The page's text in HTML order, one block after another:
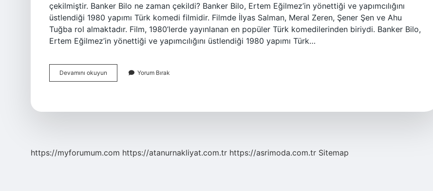
çekilmiştir. Banker Bilo ne zaman çekildi? Banker Bilo, Ertem Eğilmez’in yönettiği ve yapımcılığını
üstlendiği 1980 yapımı Türk komedi filmidir. Filmde İlyas Salman, Meral Zeren, Şener Şen ve Ahu
Tuğba rol almaktadır. Film, 1980’lerde yayınlanan en popüler Türk komedilerinden biriydi. Banker Bilo,
Ertem Eğilmez’in yönettiği ve yapımcılığını üstlendiği 1980 yapımı Türk…
Devamını okuyun
Bilo
Yorum Bırak
https://myforumum.com https://atanurnakliyat.com.tr https://asrimoda.com.tr Sitemap